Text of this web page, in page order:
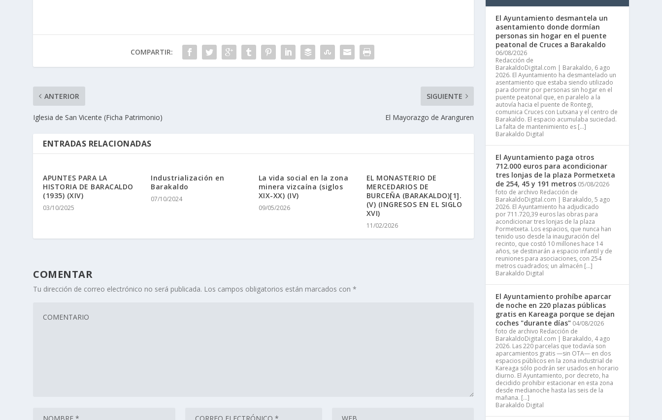
COMPARTIR:
ANTERIOR
Iglesia de San Vicente (Ficha Patrimonio)
SIGUIENTE
El Mayorazgo de Aranguren
ENTRADAS RELACIONADAS
APUNTES PARA LA
HISTORIA DE BARACALDO
(1935) (XIV)
03/10/2025
Industrialización en
Barakaldo
07/10/2024
La vida social en la zona
minera vizcaína (siglos
XIX-XX) (IV)
09/05/2026
EL MONASTERIO DE
MERCEDARIOS DE
BURCEÑA (BARAKALDO)[1].
(V) (INGRESOS EN EL SIGLO
XVI)
11/02/2026
COMENTAR
Tu dirección de correo electrónico no será publicada. Los campos obligatorios están marcados con*
El Ayuntamiento desmantela un
asentamiento donde dormían
personas sin hogar en el puente
peatonal de Cruces a Barakaldo
06/08/2026
Redacción de
BarakaldoDigital.com | Barakaldo, 6 ago
2026. El Ayuntamiento ha desmantelado un
asentamiento que estaba siendo utilizado
para dormir por personas sin hogar en el
puente peatonal que, en paralelo a la
autovía hacia el puente de Rontegi,
comunica Cruces con Lutxana y el centro de
Barakaldo. El espacio acumulaba suciedad.
La falta de mantenimiento es […]
Barakaldo Digital
El Ayuntamiento paga otros
712.000 euros para acondicionar
tres lonjas de la plaza Pormetxeta
de 254, 45 y 191 metros 05/08/2026
foto de archivo Redacción de
BarakaldoDigital.com | Barakaldo, 5 ago
2026. El Ayuntamiento ha adjudicado
por 711.720,39 euros las obras para
acondicionar tres lonjas de la plaza
Pormetxeta. Los espacios, que nunca han
tenido uso desde la inauguración del
recinto, que costó 10 millones hace 14
años, se destinarán a espacio infantil y de
reuniones para asociaciones, con 254
metros cuadrados; un almacén […]
Barakaldo Digital
El Ayuntamiento prohíbe aparcar
de noche en 220 plazas públicas
gratis en Kareaga porque se dejan
coches "durante días" 04/08/2026
foto de archivo Redacción de
BarakaldoDigital.com | Barakaldo, 4 ago
2026. Las 220 parcelas que todavía son
aparcamientos gratis —sin OTA— en dos
espacios públicos en la zona industrial de
Kareaga sólo podrán ser usados en horario
diurno. El Ayuntamiento, por decreto, ha
decidido prohibir estacionar en esta zona
desde medianoche hasta las seis de la
mañana. […]
Barakaldo Digital